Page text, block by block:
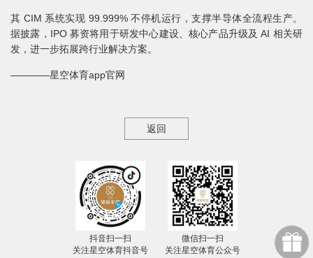
其 CIM 系统实现 99.999% 不停机运行，支撑半导体全流程生产。
据披露，IPO 募资将用于研发中心建设、核心产品升级及 AI 相关研
发，进一步拓展跨行业解决方案。
————星空体育app官网
返回
抖音扫一扫
关注星空体育抖音号
微信扫一扫
关注星空体育公众号